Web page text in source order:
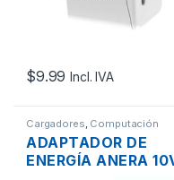
$9.99 Incl. IVA
Cargadores Computación
ADAPTADOR DE
ENERGÍA ANERA